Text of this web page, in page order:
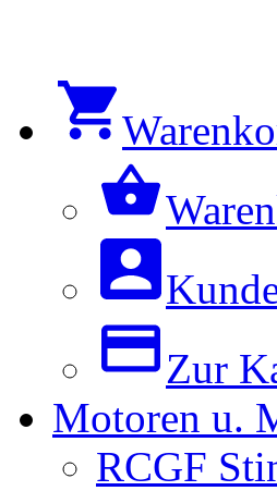
Zur
Motoren u.
RCGF